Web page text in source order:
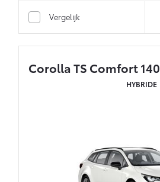
Vergelijk
Corolla TS Comfort 140
HYBRIDE